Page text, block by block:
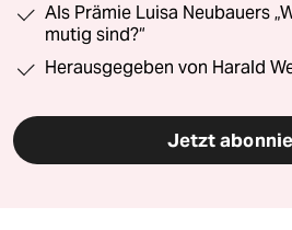
Als Prämie Luisa Neubauers
mutig sind?“
Herausgegeben von Harald
Jetzt